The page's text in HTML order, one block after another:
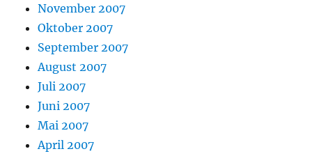
November 2007
Oktober 2007
September 2007
August 2007
Juli 2007
Juni 2007
Mai 2007
April 2007